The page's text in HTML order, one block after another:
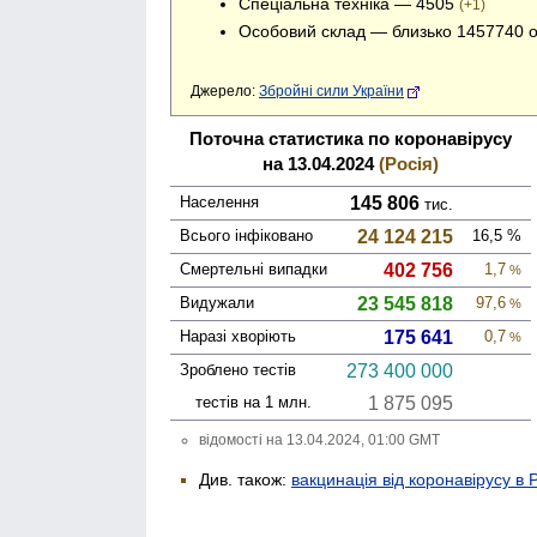
(+1)
Особовий склад — близько 1457740
Джерело: Збройні сили України
Поточна статистика по коронавірусу
на 13.04.2024(Росія)
Населення 145 806 тис.
Всього інфі­ковано
24 124 215 16,5 %
Смер­тельні випадки
402 756 1,7 %
Виду­жали 23 545 818 97,6 %
Наразі хворіють 175 641 0,7 %
Зроблено тестів 273 400 000
тестів на 1 млн. 1 875 095
відомості на 13.04.2024, 01:00 GMT
Див. також: вакцинація від коронавірусу в